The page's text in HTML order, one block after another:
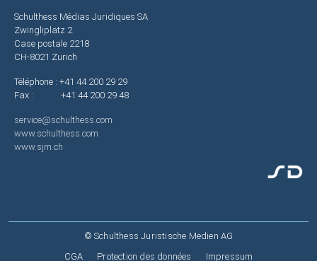
Schulthess Médias Juridiques SA
Zwingliplatz 2
Case postale 2218
CH-8021 Zurich
Téléphone : +41 44 200 29 29
Fax : +41 44 200 29 48
service@schulthess.com
www.schulthess.com
www.sjm.ch
© Schulthess Juristische Medien AG
CGA Protection des données Impressum